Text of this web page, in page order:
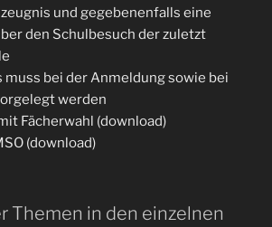
und gegebenenfalls eine
den Schulbesuch der zuletzt
bei der Anmeldung sowie bei
werden
Fächerwahl (download)
(download)
Themen in den einzelnen